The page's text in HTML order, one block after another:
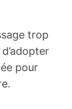
trop
pour